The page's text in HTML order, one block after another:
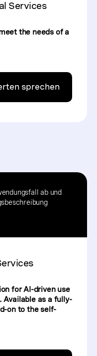
Services
the needs of a
sprechen
ab und
for AI-driven use
Available as a fully-
on to the self-